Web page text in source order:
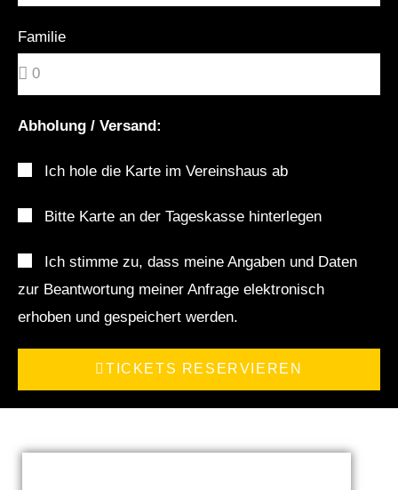
Familie
Abholung / Versand:
Ich hole die Karte im Vereinshaus ab
Bitte Karte an der Tageskasse hinterlegen
Ich stimme zu, dass meine Angaben und Daten
zur Beantwortung meiner Anfrage elektronisch
erhoben und gespeichert werden.
TICKETS RESERVIEREN